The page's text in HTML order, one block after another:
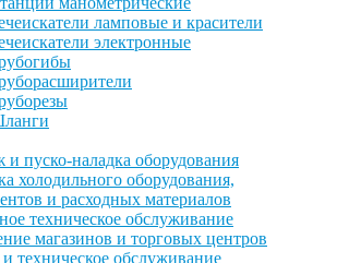
ламповые и красители
электронные
пуско-наладка оборудования
холодильного оборудования,
и расходных материалов
техническое обслуживание
магазинов и торговых центров
техническое обслуживание